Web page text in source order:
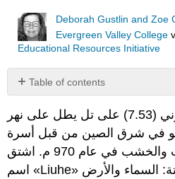
Deborah Gustlin and Zoe
Evergreen Valley College
Educational Resources Initiative
Table of contents
No
headers
تم بناء معبد ستة هارموني (7.53) على تل يطل على نهر
هو في شرق الصين من قبل أسرة
سونغ الشمالية من الطوب والخشب في عام 970 م. اشتق
اسم «Liuhe» من التناغمات البوذية الستة: السماء والأرض